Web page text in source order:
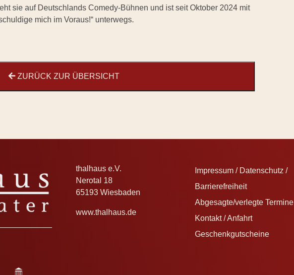
sie auf Deutschlands Comedy-Bühnen und ist seit Oktober 2024 mit
mich im Voraus!“ unterwegs.
ZURÜCK ZUR ÜBERSICHT
thalhaus e.V.
Nerotal 18
65193 Wiesbaden
www.thalhaus.de
Impressum / Datenschutz /
Barrierefreiheit
Abgesagte/verlegte Termine
Kontakt / Anfahrt
Geschenkgutscheine